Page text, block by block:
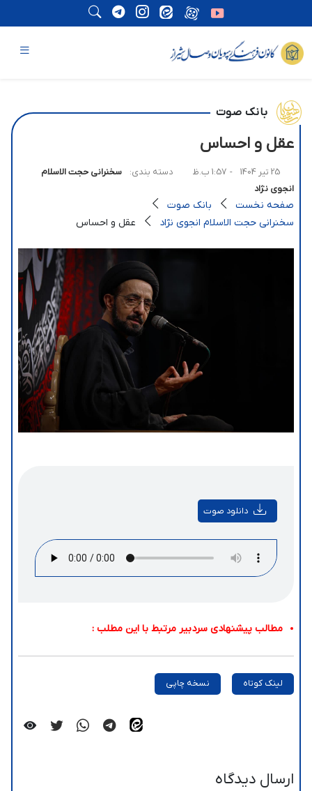
بانک صوت
عقل و احساس
25 تیر 1404 - 1:57 ب.ظ دسته بندی:
سخنرانی حجت الاسلام
انجوی نژاد
صفحه نخست
بانک صوت
سخنرانی حجت الاسلام انجوی نژاد
عقل و احساس
دانلود صوت
مطالب پیشنهادی سردبیر مرتبط با این مطلب :
لینک کوتاه نسخه چاپی
ارسال دیدگاه